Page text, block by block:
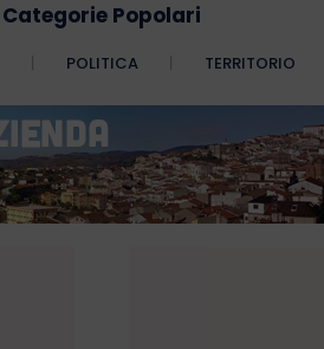
Categorie Popolari
POLITICA TERRITORIO